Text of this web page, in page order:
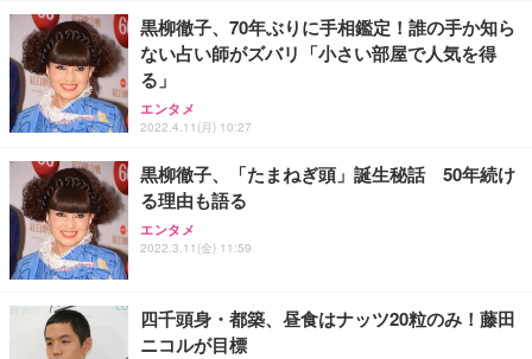
ョン PCチェア 通気性メッシュ ゲーミング/勉強/事
務用 おしゃれ パソコンチェア (ブラック)
Sezlife オフィスチェア デスクチェア 疲れない テレ
ワーク チェア 強化バックレスト 30度ロッキング機
能 人間工学 椅子 腰サポート 90度跳ね上げ式アーム
レスト 3Dヘッドレスト ハンガー付き 高反発クッシ
務用 おしゃれ パソコンチェア (ホワイト)
ANDWINT オフィスチェア デスクチェア 肘なし メ
ッシュ 通気性 ランバーサポート付き 腰サポート ガ
ス圧無段階昇降 360度回転 キャスター付き コンパク
【整備済み品】Dell E2724HS 27インチ 液晶モニタ
ー フルHD（1920×1080）VA 非光沢 HDMI/DisplayP
ort/VGA スピーカー内蔵 高さ調整 スイベル VESA対
応 ComfortView ビジネス向け
【MiniLED/24.5inch/280Hz/FHD】GRAPHT THE S
HOOTER Gaming Monitor 24” Essential ゲーミン
グモニター QD 24.5インチ 1ms FHD 量子ドット 残
Smart Basic(スマートベーシック) 【Amazon.co.jp
限定】 Smart Basic アイリスオーヤマ ペットシーツ
超厚型 お徳用 ワイド 100枚入 (x 1) (ケース販売)
アイリスオーヤマ ペットシーツ 超厚型 お徳用 レギ
ュラー 200枚入【Amazon.co.jp限定】
黒柳徹子、70年ぶりに手相鑑定！誰の手か知ら
ない占い師がズバリ「小さい部屋で人気を得
る」
エンタメ
2022.4.11(月) 10:27
黒柳徹子、「たまねぎ頭」誕生秘話 50年続け
る理由も語る
エンタメ
2022.3.11(金) 11:59
四千頭身・都築、昼食はナッツ20粒のみ！藤田
ニコルが目標